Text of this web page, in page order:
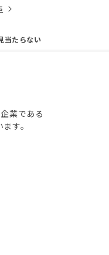
当たらない
業である
す。